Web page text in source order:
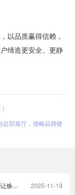
以品质赢得信赖，
缔造更安全、更静
总部展厅，领略品牌硬
算！
2025-11-19